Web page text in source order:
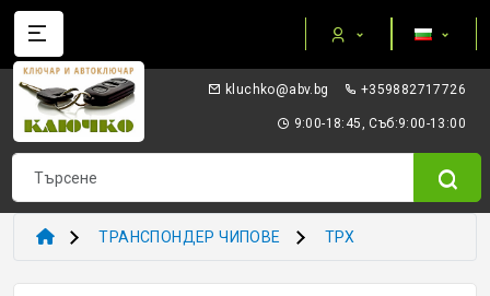
gb.vba@okhculk +359882717726
9:00-18:45, Съб:9:00-13:00
Категории
AUTEL ПРИБОРИ И ОБОРУДВАНЕ
I/O TERMINAL
KEYDIY - ПРИБОРИ КЛЮЧОВЕ ТРАНСПОНДЕРИ
ТРАНСПОНДЕР ЧИПОВЕ TPX